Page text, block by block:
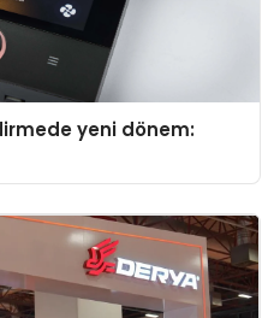
yeni dönem: